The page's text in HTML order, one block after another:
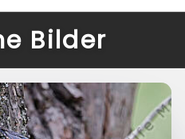
Bilder